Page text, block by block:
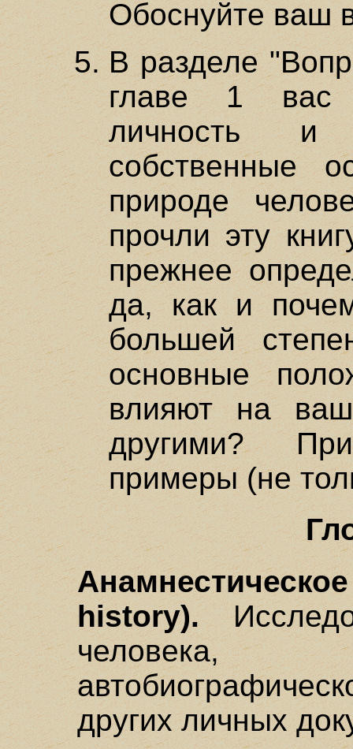
Обоснуйте ваш
В разделе
главе 1 вас
личность и
собственные
природе
прочли эту
прежнее
да, как и
большей
основные
влияют на
другими?
примеры (не
history).
человека,
других личных